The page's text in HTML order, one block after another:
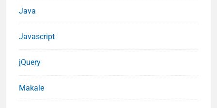
Java
Javascript
jQuery
Makale